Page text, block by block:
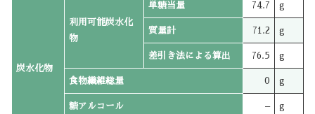
炭水化物
利用可能炭水化
物
単糖当量 74.7 g
質量計 71.2 g
差引き法による算出 76.5 g
食物繊維総量 0 g
糖アルコール – g